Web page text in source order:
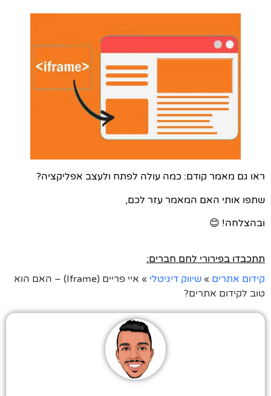
ראו גם מאמר קודם: כמה עולה לפתח ולעצב אפליקציה?
שתפו אותי האם המאמר עזר לכם,
ובהצלחה! 😊
תתכבדו בפירורי לחם חברים:
קידום אתרים » שיווק דיגיטלי »
איי פריים (Iframe) – האם הוא
טוב לקידום אתרים?